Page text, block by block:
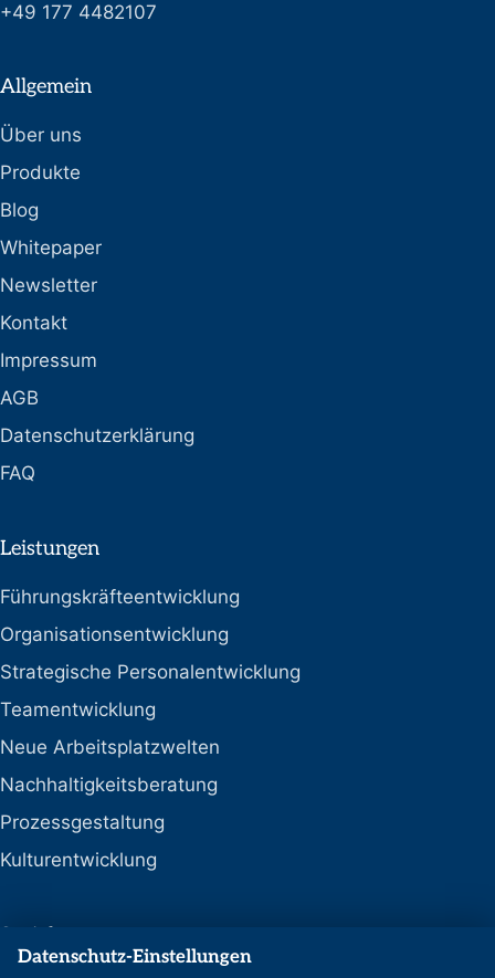
+49 177 4482107
Allgemein
Über uns
Produkte
Blog
Whitepaper
Newsletter
Kontakt
Impressum
AGB
Datenschutzerklärung
FAQ
Leistungen
Führungskräfteentwicklung
Organisationsentwicklung
Strategische Personalentwicklung
Teamentwicklung
Neue Arbeitsplatzwelten
Nachhaltigkeitsberatung
Prozessgestaltung
Kulturentwicklung
Social
Datenschutz-Einstellungen